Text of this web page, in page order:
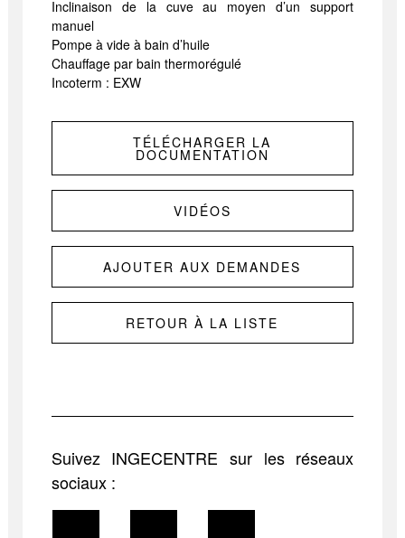
Inclinaison de la cuve au moyen d’un support
manuel
Pompe à vide à bain d’huile
Chauffage par bain thermorégulé
Incoterm : EXW
TÉLÉCHARGER LA
DOCUMENTATION
VIDÉOS
AJOUTER AUX DEMANDES
RETOUR À LA LISTE
Suivez INGECENTRE sur les réseaux
sociaux :